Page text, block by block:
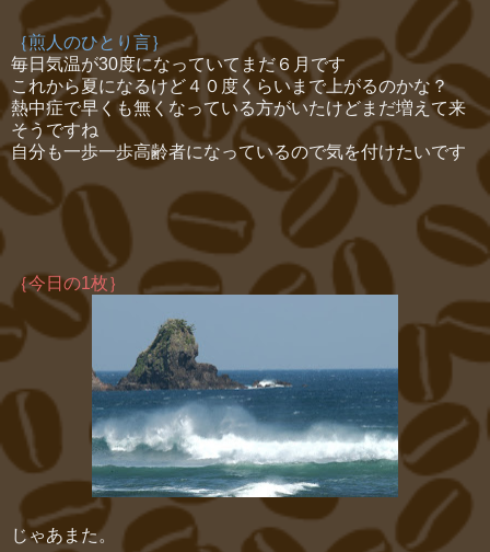
｛煎人のひとり言｝
毎日気温が30度になっていてまだ６月です
これから夏になるけど４０度くらいまで上がるのかな？
熱中症で早くも無くなっている方がいたけどまだ増えて来
そうですね
自分も一歩一歩高齢者になっているので気を付けたいです
｛今日の1枚｝
じゃあまた。